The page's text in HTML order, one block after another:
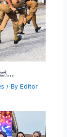
/ By Editor